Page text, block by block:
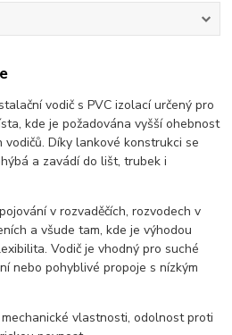
vodič s PVC izolací určený pro
kde je požadována vyšší ohebnost
Díky lankové konstrukci se
a zavádí do lišt, trubek i
v rozvaděčích, rozvodech v
a všude tam, kde je výhodou
Vodič je vhodný pro suché
nebo pohyblivé propoje s nízkým
vlastnosti, odolnost proti